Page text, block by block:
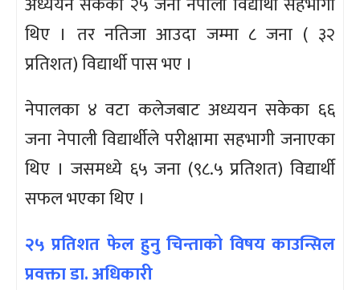
थिए । तर नतिजा आउदा जम्मा ८ जना ( ३२
प्रतिशत) विद्यार्थी पास भए ।
नेपालका ४ वटा कलेजबाट अध्ययन सकेका ६६
जना नेपाली विद्यार्थीले परीक्षामा सहभागी जनाएका
थिए । जसमध्ये ६५ जना (९८.५ प्रतिशत) विद्यार्थी
सफल भएका थिए ।
२५ प्रतिशत फेल हुनु चिन्ताको विषय काउन्सिल
प्रवक्ता डा. अधिकारी